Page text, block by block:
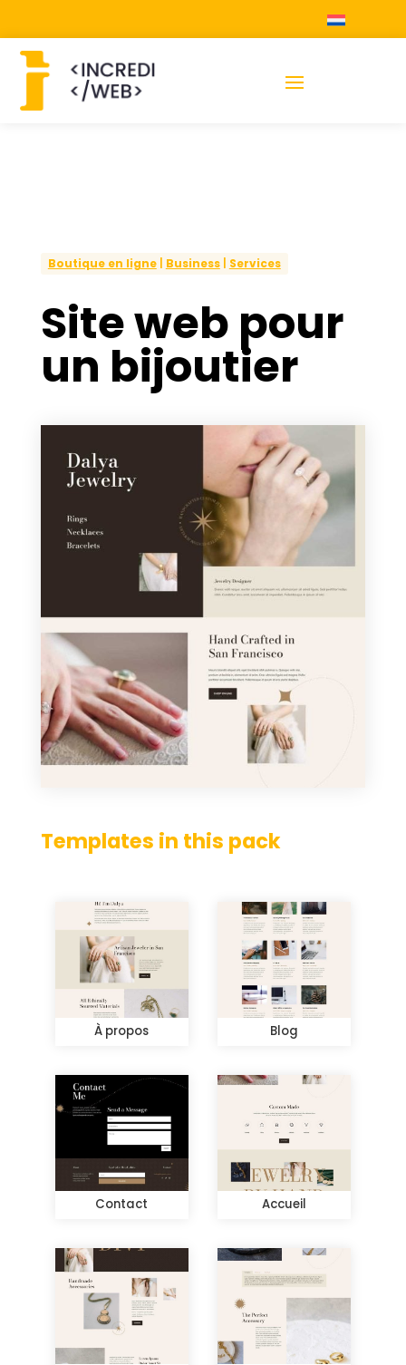
Boutique en ligne| Business| Services
Site web pour
un bijoutier
Templates in this pack
À propos Blog
Contact Accueil